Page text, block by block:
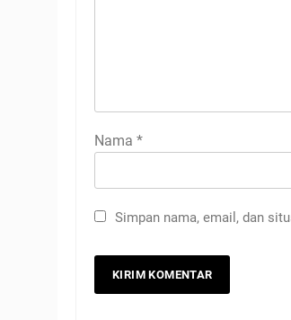
Nama *
Simpan nama, email, dan